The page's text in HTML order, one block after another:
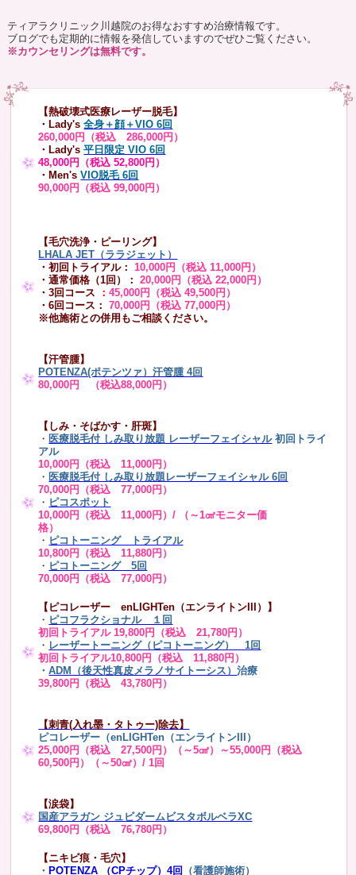
ティアラクリニック川越院のお得なおすすめ治療情報です。
ブログでも定期的に情報を発信していますのでぜひご覧ください。
※カウンセリングは無料です。
【熱破壊式医療レーザー脱毛】
・Lady's 全身＋顔＋VIO 6回
260,000円（税込 286,000円）
・Lady's平日限定 VIO 6回
48,000円（税込 52,800円）
・Men's VIO脱毛 6回
90,000円（税込 99,000円）
【毛穴洗浄・ピーリング】
LHALA JET（ララジェット）
・初回トライアル： 10,000円（税込 11,000円）
・通常価格（1回）：
20,000円（税込 22,000円）
・3回コース ：45,000円（税込 49,500円）
・6回コース：
70,000円（税込 77,000円）
※他施術との併用もご相談ください。
【汗管腫】
POTENZA(ポテンツァ）汗管腫 4回
80,000円 （税込88,000円）
【しみ・そばかす・肝斑】
・ 医療脱毛付 しみ取り放題 レーザーフェイシャル 初回トライ
アル
10,000円（税込 11,000円）
・ 医療脱毛付 しみ取り放題レーザーフェイシャル 6回
70,000円（税込 77,000円）
・ ピコスポット
10,000円（税込 11,000円）/ （～1㎠モニター価
格）
・ ピコトーニング トライアル
10,800円（税込 11,880円）
・ ピコトーニング 5回
70,000円（税込 77,000円）
【ピコレーザー enLIGHTen（エンライトンIII）】
・ ピコフラクショナル １回
初回トライアル 19,800円（税込 21,780円）
・ レーザートーニング（ピコトーニング） 1回
初回トライアル10,800円（税込 11,880円）
・ADM（後天性真皮メラノサイトーシス）治療
39,800円（税込 43,780円）
【刺青(入れ墨・タトゥー)除去】
ピコレーザー（enLIGHTen（エンライトンIII）
25,000円（税込 27,500円）（～5㎠）～55,000円（税込
60,500円）（～50㎠）/ 1回
【涙袋】
国産アラガン ジュビダームビスタボルベラXC
69,800円（税込 76,780円）
【ニキビ痕・毛穴】
・ POTENZA （CPチップ）4回 （看護師施術）